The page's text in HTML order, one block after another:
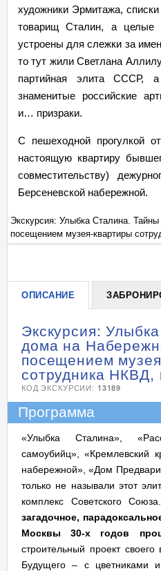
художники Эрмитажа,
товарищ Сталин, а
устроены для слежки за
то тут жили Светлана
партийная элита СССР,
знаменитые российские
и… призраки.
С пешеходной прогулкой
настоящую квартиру
совместительству)
Берсеневской набережной.
Экскурсия: Улыбка Сталина.
посещением музея-квартиры
ОПИСАНИЕ
Экскурсия:
дома на
посещением
сотрудника
КОД ЭКСКУРСИИ: 13189
Программа
«Улыбка Сталина»,
самоубийц», «Кремлевский
набережной», «Дом
только не называли этот
комплекс Советского
загадочное,
Москвы 30-х годов
строительный проект
Будущего – с цветниками